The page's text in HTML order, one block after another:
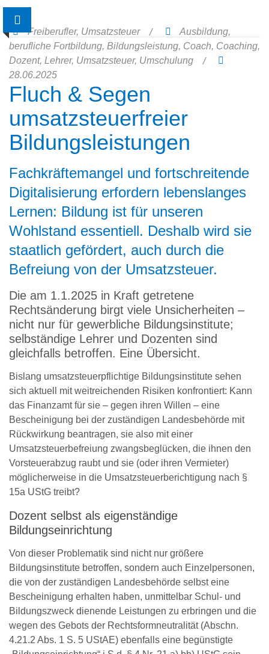
Freiberufler, Umsatzsteuer Ausbildung,
berufliche Fortbildung, Bildungsleistung, Coach, Coaching,
Dozent, Lehrer, Umsatzsteuer, Umschulung
28.06.2025
Fluch & Segen
umsatzsteuerfreier
Bildungsleistungen
Fachkräftemangel und fortschreitende
Digitalisierung erfordern lebenslanges
Lernen: Bildung ist für unseren
Wohlstand essentiell. Deshalb wird sie
staatlich gefördert, auch durch die
Befreiung von der Umsatzsteuer.
Die am 1.1.2025 in Kraft getretene
Rechtsänderung birgt viele Unsicherheiten –
nicht nur für gewerbliche Bildungsinstitute;
selbständige Lehrer und Dozenten sind
gleichfalls betroffen. Eine Übersicht.
Bislang umsatzsteuerpflichtige Bildungsinstitute sehen
sich aktuell mit weitreichenden Risiken konfrontiert: Kann
das Finanzamt für sie – gegen ihren Willen – eine
Bescheinigung bei der zuständigen Landesbehörde mit
Rückwirkung beantragen, sie also mit einer
Umsatzsteuerbefreiung zwangsbeglücken, die ihnen den
Vorsteuerabzug raubt und sie (oder ihren Vermieter)
möglicherweise in die Umsatzsteuerberichtigung nach §
15a UStG treibt?
Dozent selbst als eigenständige
Bildungseinrichtung
Von dieser Problematik sind nicht nur größere
Bildungsinstitute betroffen, sondern auch Einzelpersonen,
die von der zuständigen Landesbehörde selbst eine
Bescheinigung erhalten haben, unmittelbar Schul- und
Bildungszweck dienende Leistungen zu erbringen und die
wegen des Gebots der Rechtsformneutralität (Abschn.
4.21.2 Abs. 1 S. 5 UStAE) ebenfalls eine begünstigte